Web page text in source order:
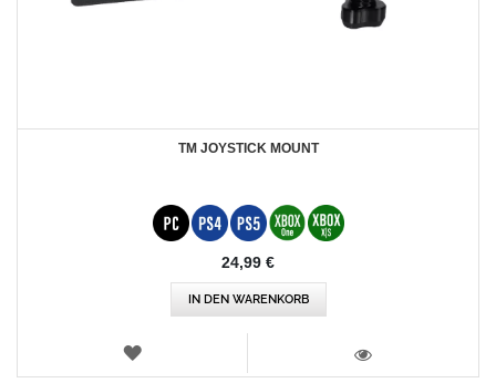
TM JOYSTICK MOUNT
24,99 €
IN DEN WARENKORB
WUNSCHLISTE
ANSICHT